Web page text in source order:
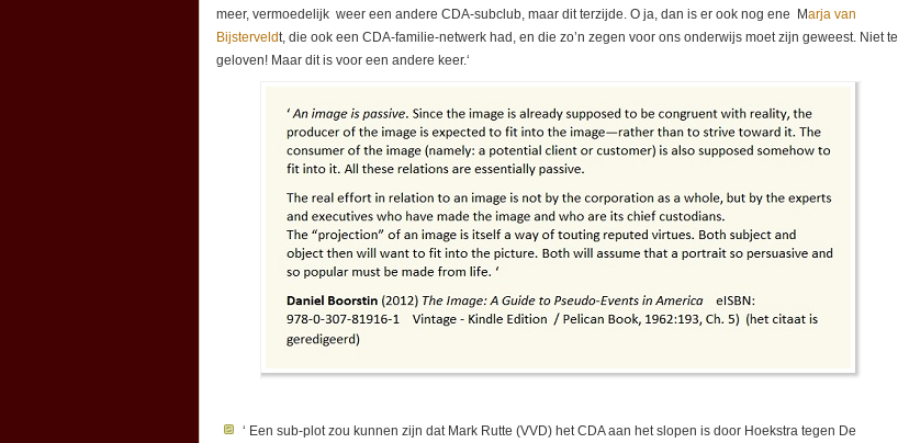
meer, vermoedelijk weer een andere CDA-subclub, maar dit terzijde. O ja, dan is er ook nog ene Marja van
Bijsterveldt, die ook een CDA-familie-netwerk had, en die zo’n zegen voor ons onderwijs moet zijn geweest. Niet te
geloven! Maar dit is voor een andere keer.‘
‘ Een sub-plot zou kunnen zijn dat Mark Rutte (VVD) het CDA aan het slopen is door Hoekstra tegen De